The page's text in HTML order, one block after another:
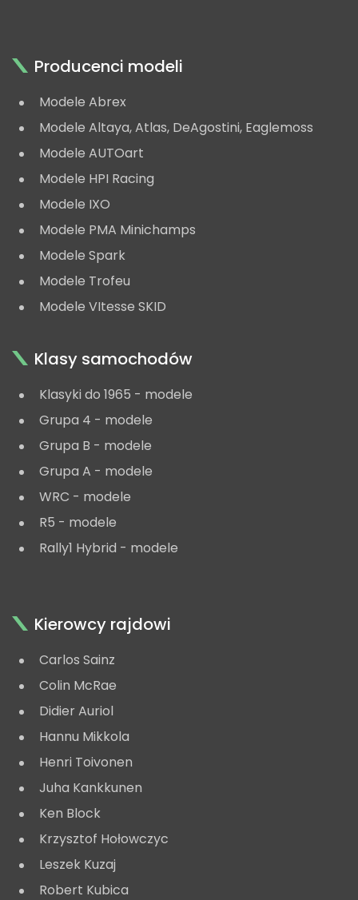
Producenci modeli
Modele Abrex
Modele Altaya, Atlas, DeAgostini, Eaglemoss
Modele AUTOart
Modele HPI Racing
Modele IXO
Modele PMA Minichamps
Modele Spark
Modele Trofeu
Modele VItesse SKID
Klasy samochodów
Klasyki do 1965 - modele
Grupa 4 - modele
Grupa B - modele
Grupa A - modele
WRC - modele
R5 - modele
Rally1 Hybrid - modele
Kierowcy rajdowi
Carlos Sainz
Colin McRae
Didier Auriol
Hannu Mikkola
Henri Toivonen
Juha Kankkunen
Ken Block
Krzysztof Hołowczyc
Leszek Kuzaj
Robert Kubica